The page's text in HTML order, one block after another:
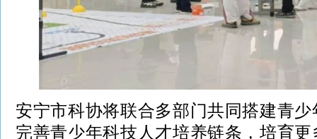
安宁市科协将联合多部门共同搭建青
完善青少年科技人才培养链条，培育